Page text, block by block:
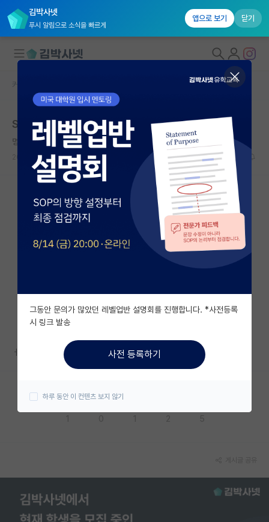
김박사넷
푸시 알림으로 소식을 빠르게
앱으로 보기 닫기
대학원생 모집
국내대학원 정보
연구실&오픈랩
커뮤니티
커뮤니티 홈
전체글보기
베스트 게시판
자유 게시판(아무개랩)
미국 유학 게시판
미국 대학원 합격 후기 게시판
대학원생 모집 게시판
연구실(PI) 홍보 게시판
취업 게시판
커뮤니티 홈
Sci급 2저자 취업 도움
명석한 쇠렌 키르케고르
2026.06.10 6 1789
ㅓㅓ
그동안 문의가 많았던 레벨업반 설명회를 진행합니다. *사전등록
시 링크 발송
사전 등록하기
하루 동안 이 컨텐츠 보지 않기